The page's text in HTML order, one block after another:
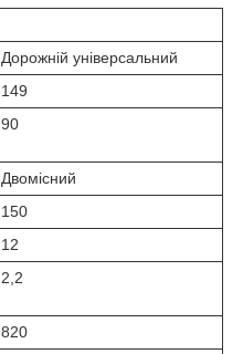
Дорожній універсальний
149
90
Двомісний
150
12
2,2
820